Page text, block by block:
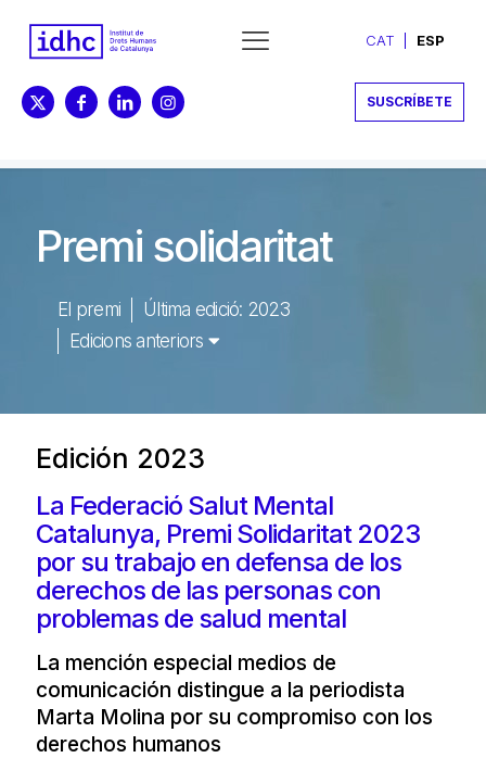
CAT ESP
SUSCRÍBETE
Premi solidaritat
El premi
Última edició: 2023
Edicions anteriors
Edición 2023
La Federació Salut Mental
Catalunya, Premi Solidaritat 2023
por su trabajo en defensa de los
derechos de las personas con
problemas de salud mental
La mención especial medios de
comunicación distingue a la periodista
Marta Molina por su compromiso con los
derechos humanos